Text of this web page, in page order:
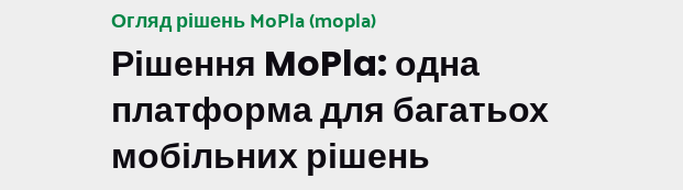
Огляд рішень MoPla (mopla)
Рішення MoPla: одна
платформа для багатьох
мобільних рішень